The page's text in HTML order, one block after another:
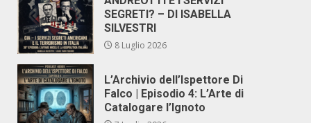
SEGRETI? – DI ISABELLA
SILVESTRI
8 Luglio 2026
L’Archivio dell’Ispettore Di
Falco | Episodio 4: L’Arte di
Catalogare l’Ignoto